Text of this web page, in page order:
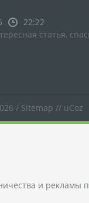
22:22
статья,
/ Sitemap // uCoz
и рекламы